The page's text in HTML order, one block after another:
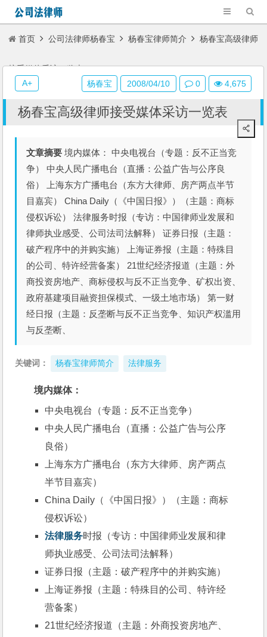
首页 公司法律师杨春宝 杨春宝律师简介 杨春宝高级律师
接受媒体采访一览表
杨春宝高级律师接受媒体采访一览表
文章摘要 境内媒体： 中央电视台（专题：反不正当竞
争） 中央人民广播电台（直播：公益广告与公序良
俗） 上海东方广播电台（东方大律师、房产两点半节
目嘉宾） China Daily（《中国日报》）（主题：商标
侵权诉讼） 法律服务时报（专访：中国律师业发展和
律师执业感受、公司法司法解释） 证券日报（主题：
破产程序中的并购实施） 上海证券报（主题：特殊目
的公司、特许经营备案） 21世纪经济报道（主题：外
商投资房地产、商标侵权与反不正当竞争、矿权出资、
政府基建项目融资担保模式、一级土地市场） 第一财
经日报（主题：反垄断与反不正当竞争、知识产权滥用
与反垄断、
关键词： 杨春宝律师简介 法律服务
境内媒体：
中央电视台（专题：反不正当竞争）
中央人民广播电台（直播：公益广告与公序
良俗）
上海东方广播电台（东方大律师、房产两点
半节目嘉宾）
China Daily（《中国日报》）（主题：商标
侵权诉讼）
法律服务时报（专访：中国律师业发展和律
师执业感受、公司法司法解释）
证券日报（主题：破产程序中的并购实施）
上海证券报（主题：特殊目的公司、特许经
营备案）
21世纪经济报道（主题：外商投资房地产、
杨春宝 2008/04/10 0 4,675
A+